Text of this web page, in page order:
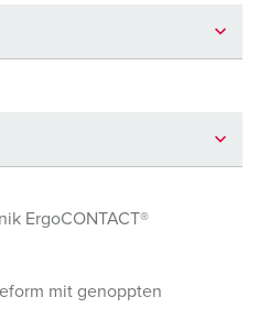
ErgoCONTACT®
mit genoppten